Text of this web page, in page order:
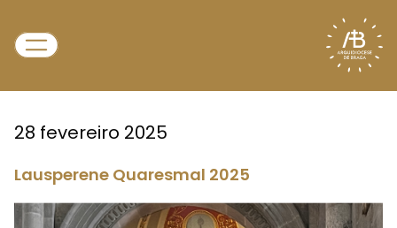
28 fevereiro 2025
Lausperene Quaresmal 2025